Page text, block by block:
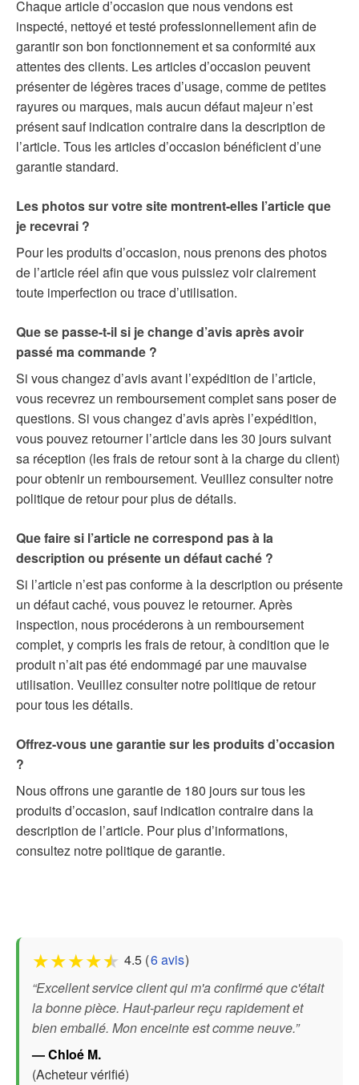
Chaque article d’occasion que nous vendons est
inspecté, nettoyé et testé professionnellement afin de
garantir son bon fonctionnement et sa conformité aux
attentes des clients. Les articles d’occasion peuvent
présenter de légères traces d’usage, comme de petites
rayures ou marques, mais aucun défaut majeur n’est
présent sauf indication contraire dans la description de
l’article. Tous les articles d’occasion bénéficient d’une
garantie standard.
Les photos sur votre site montrent-elles l’article que
je recevrai ?
Pour les produits d’occasion, nous prenons des photos
de l’article réel afin que vous puissiez voir clairement
toute imperfection ou trace d’utilisation.
Que se passe-t-il si je change d’avis après avoir
passé ma commande ?
Si vous changez d’avis avant l’expédition de l’article,
vous recevrez un remboursement complet sans poser de
questions. Si vous changez d’avis après l’expédition,
vous pouvez retourner l’article dans les 30 jours suivant
sa réception (les frais de retour sont à la charge du client)
pour obtenir un remboursement. Veuillez consulter notre
politique de retour pour plus de détails.
Que faire si l’article ne correspond pas à la
description ou présente un défaut caché ?
Si l’article n’est pas conforme à la description ou présente
un défaut caché, vous pouvez le retourner. Après
inspection, nous procéderons à un remboursement
complet, y compris les frais de retour, à condition que le
produit n’ait pas été endommagé par une mauvaise
utilisation. Veuillez consulter notre politique de retour
pour tous les détails.
Offrez-vous une garantie sur les produits d’occasion
?
Nous offrons une garantie de 180 jours sur tous les
produits d’occasion, sauf indication contraire dans la
description de l’article. Pour plus d’informations,
consultez notre politique de garantie.
★★★★★ 4.5 (6 avis)
“Excellent service client qui m'a confirmé que c'était
la bonne pièce. Haut-parleur reçu rapidement et
bien emballé. Mon enceinte est comme neuve.”
— Chloé M.
(Acheteur vérifié)